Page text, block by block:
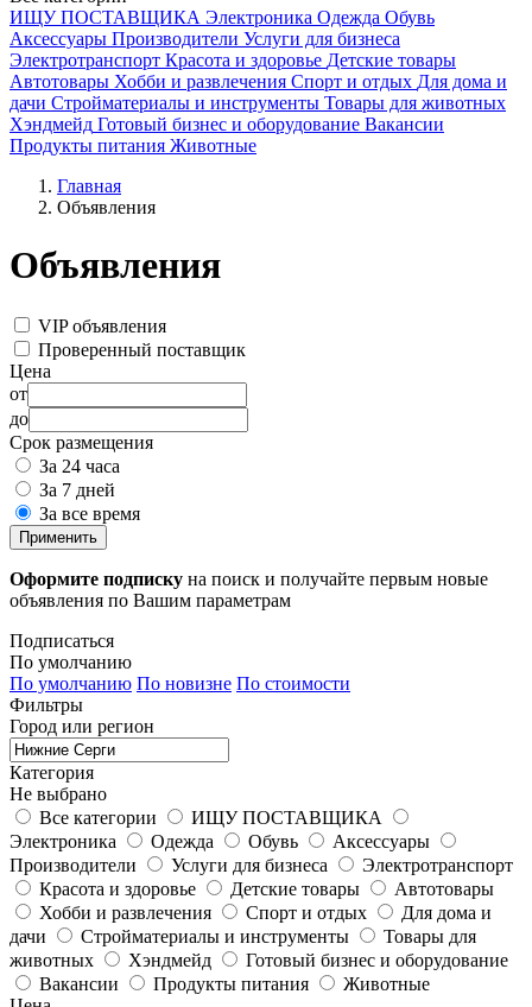
ИЩУ ПОСТАВЩИКА Электроника Одежда Обувь
Аксессуары Производители Услуги для бизнеса
Электротранспорт Красота и здоровье Детские товары
Автотовары Хобби и развлечения Спорт и отдых Для дома и
дачи Стройматериалы и инструменты Товары для животных
Хэндмейд Готовый бизнес и оборудование Вакансии
Продукты питания Животные
Главная
Объявления
Объявления
VIP объявления
Проверенный поставщик
Цена
от
до
Срок размещения
За 24 часа
За 7 дней
За все время
Применить
Оформите подписку на поиск и получайте первым новые
объявления по Вашим параметрам
Подписаться
По умолчанию
По умолчанию По новизне По стоимости
Фильтры
Город или регион
Категория
Не выбрано
Все категории
ИЩУ ПОСТАВЩИКА
Электроника
Одежда Обувь
Аксессуары
Производители
Услуги для бизнеса
Электротранспорт
Красота и здоровье
Детские товары
Автотовары
Хобби и развлечения
Спорт и отдых
Для дома и
дачи
Стройматериалы и инструменты
Товары для
животных
Хэндмейд
Готовый бизнес и оборудование
Вакансии
Продукты питания
Животные